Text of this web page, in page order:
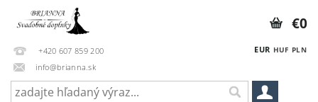
+420 607 859 200
info@brianna.sk
EUR HUF PLN
€0